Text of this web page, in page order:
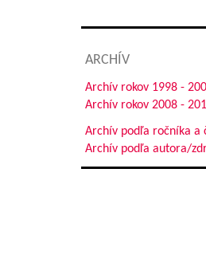
ARCHÍV
Archív rokov 1998 -
Archív rokov 2008 -
Archív podľa ročníka a
Archív podľa autora/